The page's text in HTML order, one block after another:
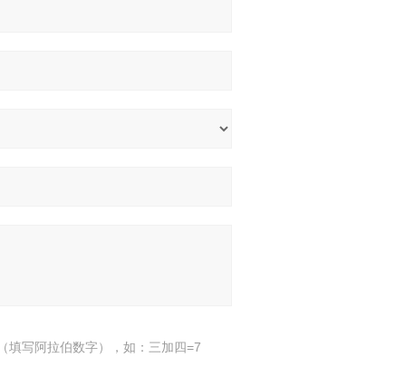
填写阿拉伯数字），如：三加四=7